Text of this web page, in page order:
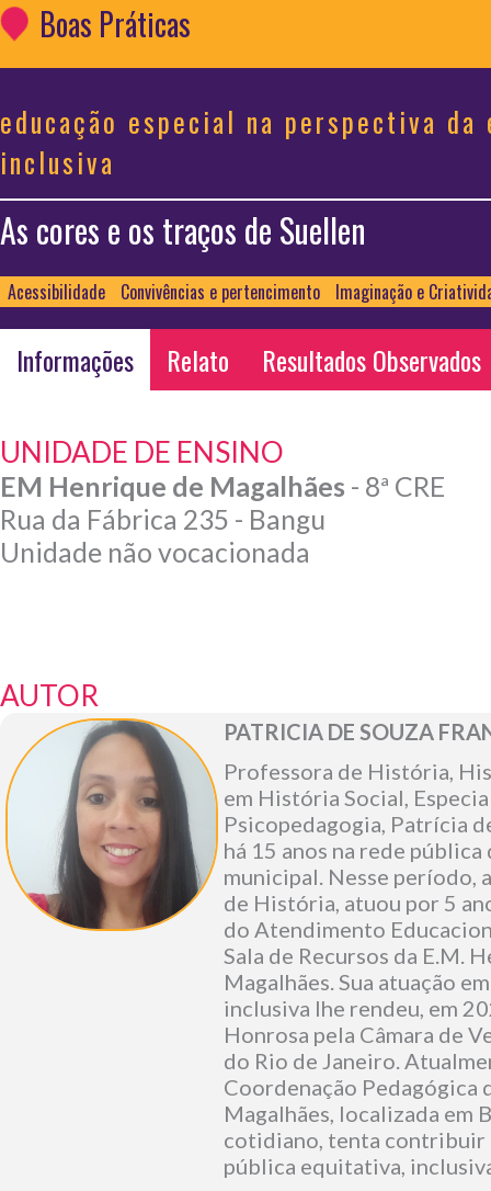
Boas Práticas
educação especial na perspectiva da
inclusiva
As cores e os traços de Suellen
Acessibilidade Convivências e pertencimento Imaginação e
Informações Relato Resultados Observados
UNIDADE DE ENSINO
EM Henrique de Magalhães - 8ª CRE
Rua da Fábrica 235 - Bangu
Unidade não vocacionada
AUTOR
PATRICIA DE SOUZA
Professora de História,
em História Social,
Psicopedagogia, Patrícia
há 15 anos na rede
municipal. Nesse período,
de História, atuou por 5
do Atendimento
Sala de Recursos da E.M.
Magalhães. Sua atuação
inclusiva lhe rendeu, em
Honrosa pela Câmara de
do Rio de Janeiro.
Coordenação Pedagógica
Magalhães, localizada em
cotidiano, tenta contribuir
pública equitativa,